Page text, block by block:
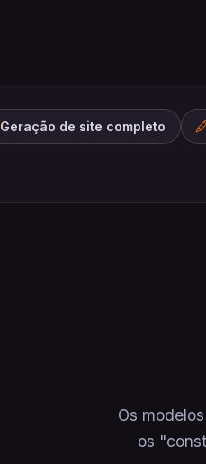
Geração de site completo
Os
os